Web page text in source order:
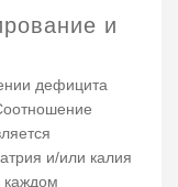
и
дефицита
и/или калия
каждом